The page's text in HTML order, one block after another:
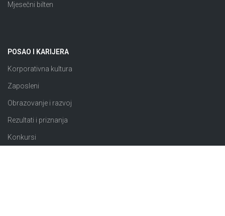
Mjesečni bilten
POSAO I KARIJERA
Korporativna kultura
Zaposleni
Obrazovanje i razvoj
Rezultati i priznanja
Konkursi